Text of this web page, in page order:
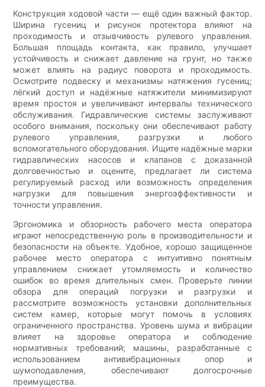
Конструкция ходовой части — ещё один важный фактор.
Ширина гусениц и рисунок протектора влияют на
проходимость и отзывчивость рулевого управления.
Большая площадь контакта, как правило, улучшает
устойчивость и снижает давление на грунт, но также
может влиять на радиус поворота и проходимость.
Осмотрите подвеску и механизмы натяжения гусениц;
лёгкий доступ и надёжные натяжители минимизируют
время простоя и увеличивают интервалы технического
обслуживания. Гидравлические системы заслуживают
особого внимания, поскольку они обеспечивают работу
рулевого управления, разгрузки и любого
вспомогательного оборудования. Ищите надёжные марки
гидравлических насосов и клапанов с доказанной
долговечностью и оцените, предлагает ли система
регулируемый расход или возможность определения
нагрузки для повышения энергоэффективности и
точности управления.
Эргономика и обзорность рабочего места оператора
играют непосредственную роль в производительности и
безопасности на объекте. Удобное, хорошо защищенное
рабочее место оператора с интуитивно понятным
управлением снижает утомляемость и количество
ошибок во время длительных смен. Проверьте линии
обзора для операций погрузки и разгрузки и
рассмотрите возможность установки дополнительных
систем камер, которые могут помочь в условиях
ограниченного пространства. Уровень шума и вибрации
влияет на здоровье оператора и соблюдение
нормативных требований; машины, разработанные с
использованием антивибрационных опор и
шумоподавления, обеспечивают долгосрочные
преимущества.